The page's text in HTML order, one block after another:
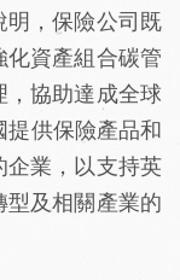
明，保險公司既
化資產組合碳管
協助達成全球
供保險產品和
企業，以支持英
型及相關產業的